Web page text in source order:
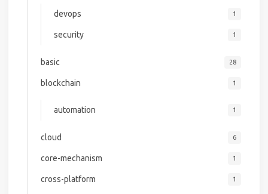
devops 1
security 1
basic 28
blockchain 1
automation 1
cloud 6
core-mechanism 1
cross-platform 1